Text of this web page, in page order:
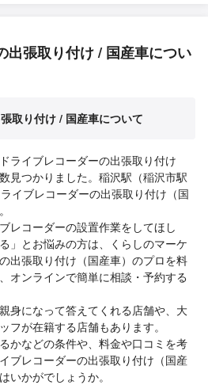
出張取り付け / 国産車につい
取り付け / 国産車について
ライブレコーダーの出張取り付け
見つかりました。稲沢駅（稲沢市駅
イブレコーダーの出張取り付け（国
レコーダーの設置作業をしてほし
」とお悩みの方は、くらしのマーケ
出張取り付け（国産車）のプロを料
オンラインで簡単に相談・予約する
身になって答えてくれる店舗や、大
フが在籍する店舗もあります。
かなどの条件や、料金や口コミを考
ブレコーダーの出張取り付け（国産
いかがでしょうか。